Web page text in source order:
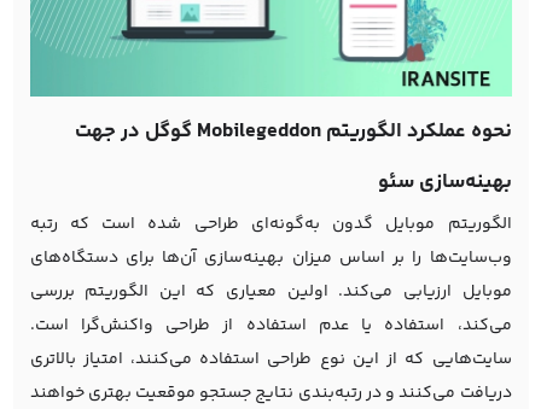
نحوه عملکرد الگوریتم Mobilegeddon گوگل در جهت
بهینه‌سازی سئو
الگوریتم موبایل گدون به‌گونه‌ای طراحی شده است که رتبه
وب‌سایت‌ها را بر اساس میزان بهینه‌سازی آن‌ها برای دستگاه‌های
موبایل ارزیابی می‌کند. اولین معیاری که این الگوریتم بررسی
می‌کند، استفاده یا عدم استفاده از طراحی واکنش‌گرا است.
سایت‌هایی که از این نوع طراحی استفاده می‌کنند، امتیاز بالاتری
دریافت می‌کنند و در رتبه‌بندی نتایج جستجو موقعیت بهتری خواهند